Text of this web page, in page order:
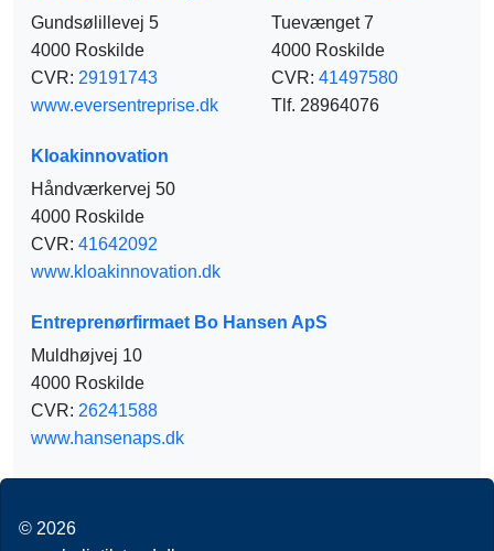
Gundsølillevej 5
4000 Roskilde
CVR: 29191743
www.eversentreprise.dk
Tuevænget 7
4000 Roskilde
CVR: 41497580
Tlf. 28964076
Kloakinnovation
Håndværkervej 50
4000 Roskilde
CVR: 41642092
www.kloakinnovation.dk
Entreprenørfirmaet Bo Hansen ApS
Muldhøjvej 10
4000 Roskilde
CVR: 26241588
www.hansenaps.dk
© 2026